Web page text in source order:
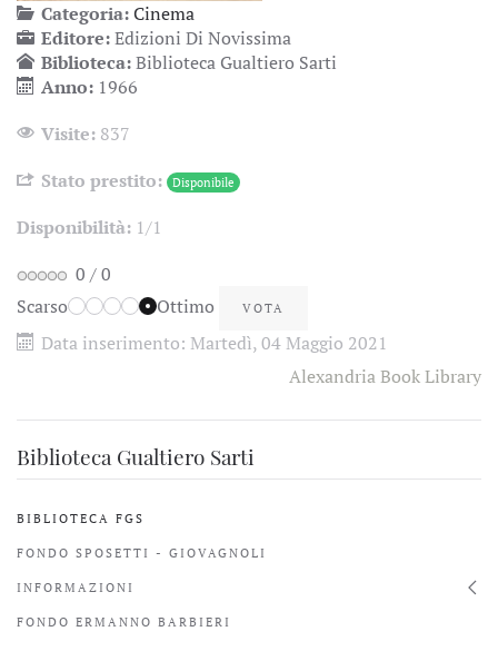
Categoria:Cinema
Editore:Edizioni Di Novissima
Biblioteca:Biblioteca Gualtiero Sarti
Anno: 1966
Visite: 837
Stato prestito:
Disponibile
Disponibilità: 1/1
0 /0
Scarso
Ottimo
Data inserimento: Martedì, 04 Maggio 2021
Alexandria Book Library
Biblioteca Gualtiero Sarti
BIBLIOTECA FGS
FONDO SPOSETTI - GIOVAGNOLI
INFORMAZIONI
FONDO ERMANNO BARBIERI